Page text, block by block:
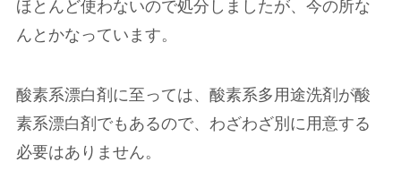
ほとんど使わないので処分しましたが、今の所な
んとかなっています。
酸素系漂白剤に至っては、酸素系多用途洗剤が酸
素系漂白剤でもあるので、わざわざ別に用意する
必要はありません。